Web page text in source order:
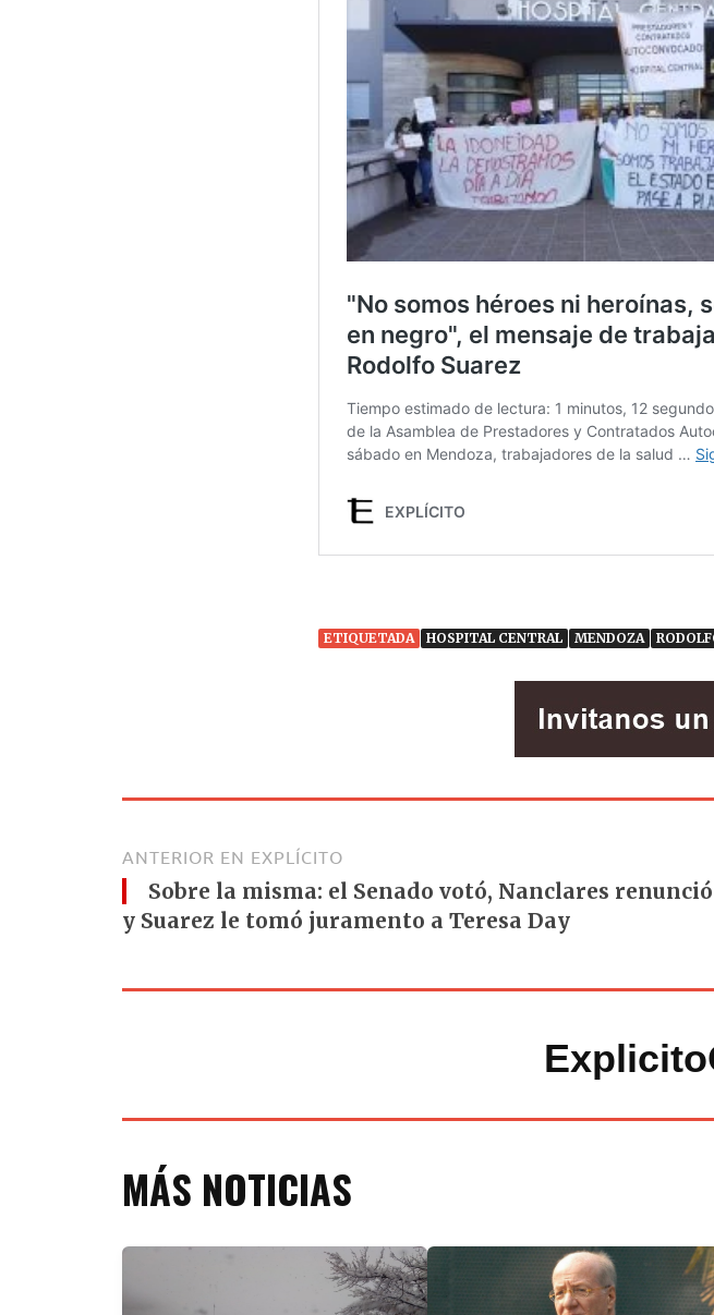
ETIQUETADA HOSPITAL CENTRAL MENDOZA
ANTERIOR EN EXPLÍCITO
Sobre la misma: el Senado votó, Nanclares renunció
y Suarez le tomó juramento a Teresa Day
MÁS NOTICIAS